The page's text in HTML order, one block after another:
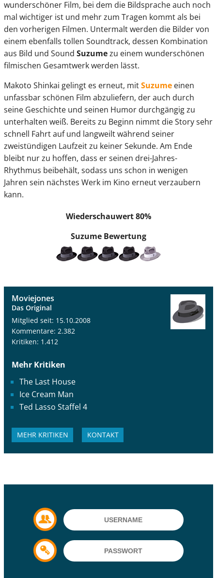
wunderschöner Film, bei dem die Bildsprache auch noch
mal wichtiger ist und mehr zum Tragen kommt als bei
den vorherigen Filmen. Untermalt werden die Bilder von
einem ebenfalls tollen Soundtrack, dessen Kombination
aus Bild und Sound Suzumezu einem wunderschönen
filmischen Gesamtwerk werden lässt.
Makoto Shinkai gelingt es erneut, mitSuzume einen
unfassbar schönen Film abzuliefern, der auch durch
seine Geschichte und seinen Humor durchgängig zu
unterhalten weiß. Bereits zu Beginn nimmt die Story sehr
schnell Fahrt auf und langweilt während seiner
zweistündigen Laufzeit zu keiner Sekunde. Am Ende
bleibt nur zu hoffen, dass er seinen drei-Jahres-
Rhythmus beibehält, sodass uns schon in wenigen
Jahren sein nächstes Werk im Kino erneut verzaubern
kann.
Wiederschauwert 80%
SuzumeBewertung
Moviejones
Das Original
Mitglied seit: 15.10.2008
Kommentare: 2.382
Kritiken: 1.412
Mehr Kritiken
The Last House
Ice Cream Man
Ted Lasso Staffel 4
MEHR KRITIKEN KONTAKT